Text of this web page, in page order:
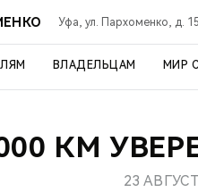
Уфа, ул. Пархоменко, д.
ВЛАДЕЛЬЦАМ МИР
КМ
23